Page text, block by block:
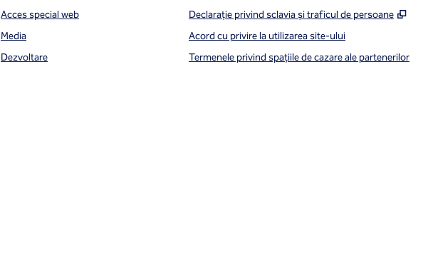
Acces special web
Media
Dezvoltare
Declarație privind sclavia și traficul de persoane
,
Acord cu privire la utilizarea site-ului
Termenele privind spațiile de cazare ale partenerilor